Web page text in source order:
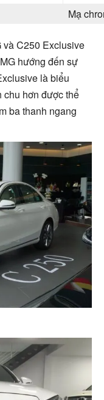
Mạ
và C250 Exclusive
hướng đến sự
là biểu
chu hơn được thể
ba thanh ngang